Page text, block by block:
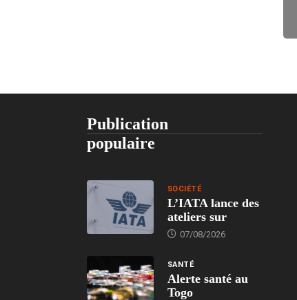
Publication
populaire
SOCIÉTÉ
L’IATA lance des
ateliers sur
07/08/2026
SANTÉ
Alerte santé au
Togo